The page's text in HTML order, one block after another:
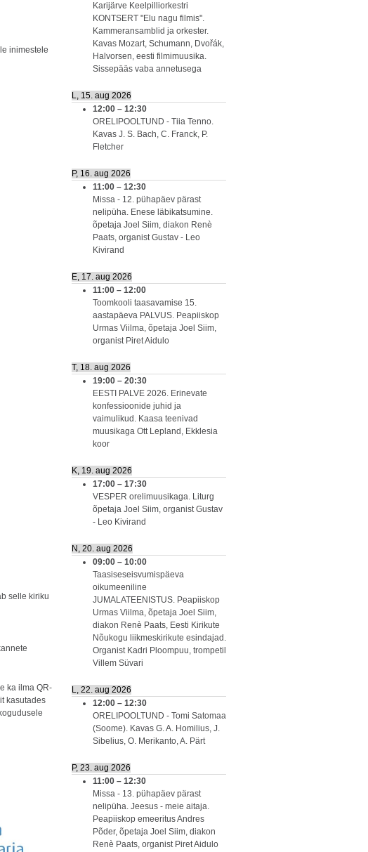
inimestele
selle kiriku
ka ilma QR-
kasutades
Karijärve Keelpilliorkestri
KONTSERT "Elu nagu filmis".
Kammeransamblid ja orkester.
Kavas Mozart, Schumann, Dvořák,
Halvorsen, eesti filmimuusika.
Sissepääs vaba annetusega
L, 15. aug 2026
12:00 – 12:30
ORELIPOOLTUND - Tiia Tenno.
Kavas J. S. Bach, C. Franck, P.
Fletcher
P, 16. aug 2026
11:00 – 12:30
Missa - 12. pühapäev pärast
nelipüha. Enese läbikatsumine.
õpetaja Joel Siim, diakon Renè
Paats, organist Gustav - Leo
Kivirand
E, 17. aug 2026
11:00 – 12:00
Toomkooli taasavamise 15.
aastapäeva PALVUS. Peapiiskop
Urmas Viilma, õpetaja Joel Siim,
organist Piret Aidulo
T, 18. aug 2026
19:00 – 20:30
EESTI PALVE 2026. Erinevate
konfessioonide juhid ja
vaimulikud. Kaasa teenivad
muusikaga Ott Lepland, Ekklesia
koor
K, 19. aug 2026
17:00 – 17:30
VESPER orelimuusikaga. Liturg
õpetaja Joel Siim, organist Gustav
- Leo Kivirand
N, 20. aug 2026
09:00 – 10:00
Taasiseseisvumispäeva
oikumeeniline
JUMALATEENISTUS. Peapiiskop
Urmas Viilma, õpetaja Joel Siim,
diakon Renè Paats, Eesti Kirikute
Nõukogu liikmeskirikute esindajad.
Organist Kadri Ploompuu, trompetil
Villem Süvari
L, 22. aug 2026
12:00 – 12:30
ORELIPOOLTUND - Tomi Satomaa
(Soome). Kavas G. A. Homilius, J.
Sibelius, O. Merikanto, A. Pärt
P, 23. aug 2026
11:00 – 12:30
Missa - 13. pühapäev pärast
nelipüha. Jeesus - meie aitaja.
Peapiiskop emeeritus Andres
Põder, õpetaja Joel Siim, diakon
Renè Paats, organist Piret Aidulo